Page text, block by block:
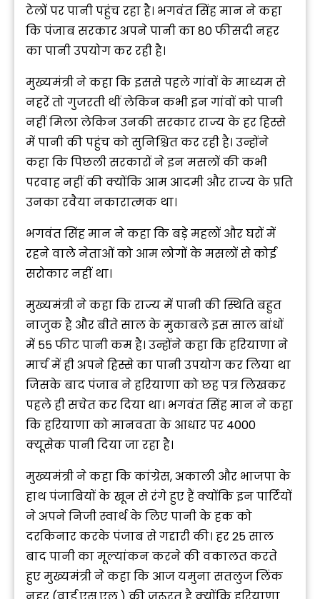
टेलों पर पानी पहुंच रहा है। भगवंत सिंह मान ने कहा
कि पंजाब सरकार अपने पानी का 80 फीसदी नहर
का पानी उपयोग कर रही है।
मुख्यमंत्री ने कहा कि इससे पहले गांवों के माध्यम से
नहरें तो गुजरती थीं लेकिन कभी इन गांवों को पानी
नहीं मिला लेकिन उनकी सरकार राज्य के हर हिस्से
में पानी की पहुंच को सुनिश्चित कर रही है। उन्होंने
कहा कि पिछली सरकारों ने इन मसलों की कभी
परवाह नहीं की क्योंकि आम आदमी और राज्य के प्रति
उनका रवैया नकारात्मक था।
भगवंत सिंह मान ने कहा कि बड़े महलों और घरों में
रहने वाले नेताओं को आम लोगों के मसलों से कोई
सरोकार नहीं था।
मुख्यमंत्री ने कहा कि राज्य में पानी की स्थिति बहुत
नाजुक है और बीते साल के मुकाबले इस साल बांधों
में 55 फीट पानी कम है। उन्होंने कहा कि हरियाणा ने
मार्च में ही अपने हिस्से का पानी उपयोग कर लिया था
जिसके बाद पंजाब ने हरियाणा को छह पत्र लिखकर
पहले ही सचेत कर दिया था। भगवंत सिंह मान ने कहा
कि हरियाणा को मानवता के आधार पर 4000
क्यूसेक पानी दिया जा रहा है।
मुख्यमंत्री ने कहा कि कांग्रेस, अकाली और भाजपा के
हाथ पंजाबियों के खून से रंगे हुए हैं क्योंकि इन पार्टियों
ने अपने निजी स्वार्थ के लिए पानी के हक को
दरकिनार करके पंजाब से गद्दारी की। हर 25 साल
बाद पानी का मूल्यांकन करने की वकालत करते
हुए मुख्यमंत्री ने कहा कि आज यमुना सतलुज लिंक